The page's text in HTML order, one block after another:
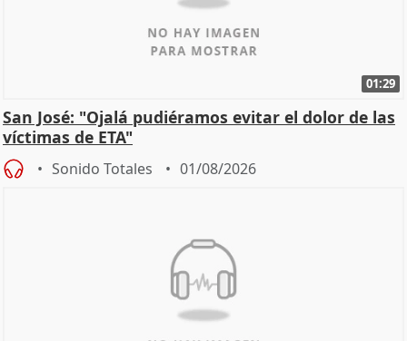
01:29
San José: "Ojalá pudiéramos evitar el dolor de las
víctimas de ETA"
Sonido Totales 01/08/2026